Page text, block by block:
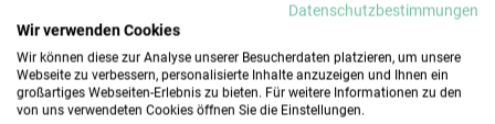
onlinezur Verfügung. Dort werden Diskussionspunkte
wie die Lagerung von Sand und Kies, Export und Import
der Rohstoffe, Auswirkungen auf das Grundwasser, die
Umzäunung von Baggerseen und der drohende
Datenschutzbestimmungen
Wir verwenden Cookies
Wir können diese zur Analyse unserer Besucherdaten platzieren, um unsere
Webseite zu verbessern, personalisierte Inhalte anzuzeigen und Ihnen ein
großartiges Webseiten-Erlebnis zu bieten. Für weitere Informationen zu den
von uns verwendeten Cookies öffnen Sie die Einstellungen.